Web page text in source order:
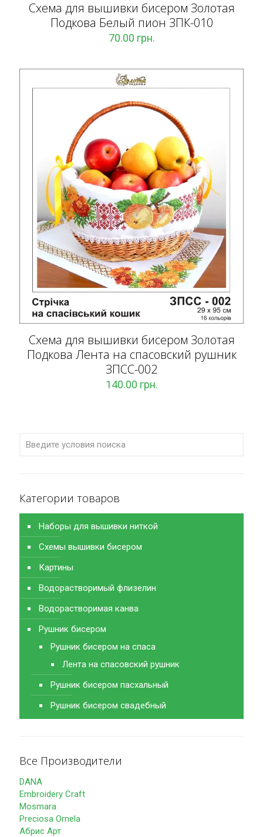
Схема для вышивки бисером Золотая
Подкова Белый пион ЗПК-010
70.00 грн.
Схема для вышивки бисером Золотая
Подкова Лента на спасовский рушник
ЗПCC-002
140.00 грн.
Категории товаров
Наборы для вышивки ниткой
Схемы вышивки бисером
Картины
Водорастворимый флизелин
Водорастворимая канва
Рушник бисером
Рушник бисером на спаса
Лента на спасовский рушник
Рушник бисером пасхальный
Рушник бисером свадебный
Все Производители
DANA
Embroidery Craft
Mosmara
Preciosa Ornela
Абрис Арт